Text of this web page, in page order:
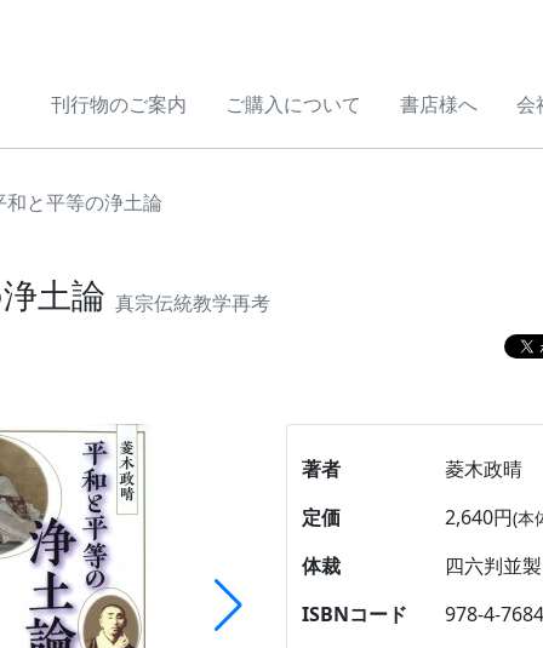
刊行物のご案内 ご購入について 書店様へ 会
和と平等の浄土論
土論 真宗伝統教学再考
著者
菱木政晴
定価
2,640円(本
体裁
四六判並
ISBNコード
978-4-